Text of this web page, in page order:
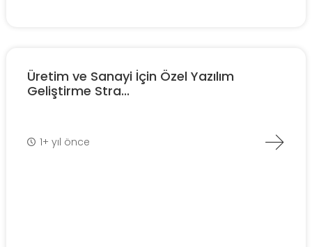
Üretim ve Sanayi İçin Özel Yazılım
Geliştirme Stra...
1+ yıl önce